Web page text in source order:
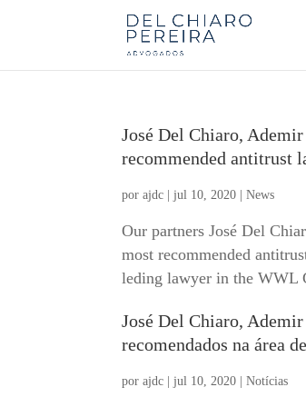
José Del Chiaro,
recommended antitrust
porajdc |jul 10, 2020 |News
Our partners José Del
most recommended
leding lawyer in the WWL
José Del Chiaro,
recomendados na área
porajdc |jul 10, 2020 |Notícias